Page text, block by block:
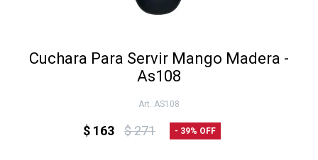
Cuchara Para Servir Mango Madera -
As108
AS108
$ 163 $271 39